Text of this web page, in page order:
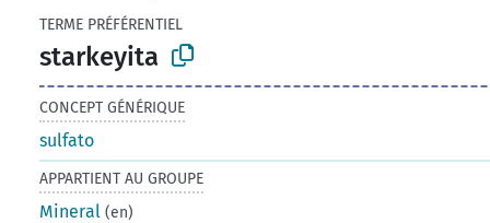
TERME PRÉFÉRENTIEL
starkeyita
CONCEPT GÉNÉRIQUE
sulfato
APPARTIENT AU GROUPE
Mineral (en)